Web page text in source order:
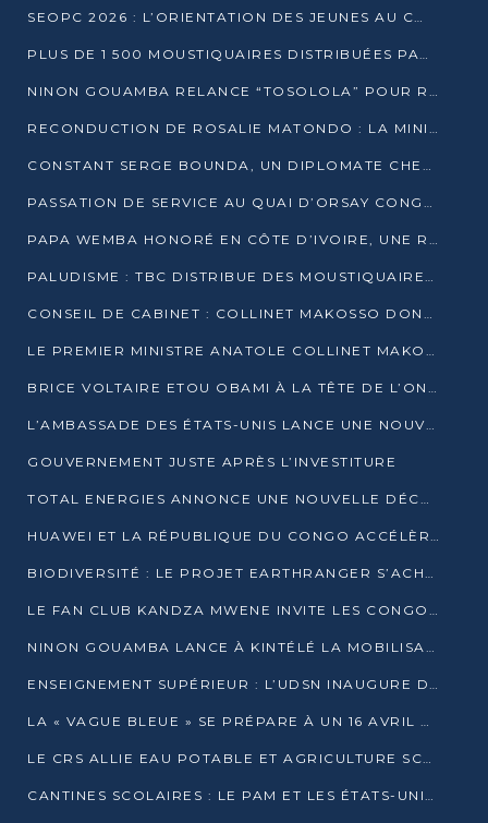
SEOPC 2026 : L’ORIENTATION DES JEUNES AU CŒUR DE LA DEUXIÈME ÉDITION
PLUS DE 1 500 MOUSTIQUAIRES DISTRIBUÉES PAR AGL ET CONGO TERMINAL DANS LA LUTTE CONTRE LE PALUDISME
NINON GOUAMBA RELANCE “TOSOLOLA” POUR RENFORCER LE DIALOGUE AVEC LES CITOYENS
RECONDUCTION DE ROSALIE MATONDO : LA MINISTRE PROMET D’ACCÉLÉRER LE TRAITEMENT DES DOSSIERS ET DE RELEVER DE NOUVEAUX DÉFIS
CONSTANT SERGE BOUNDA, UN DIPLOMATE CHEVRONNÉ AUX COMMANDES DES AFFAIRES ÉTRANGÈRES
PASSATION DE SERVICE AU QUAI D’ORSAY CONGOLAIS : GAKOSSO PASSE LE FLAMBEAU À BOUNDA
PAPA WEMBA HONORÉ EN CÔTE D’IVOIRE, UNE RUE PORTE DÉSORMAIS SON NOM
PALUDISME : TBC DISTRIBUE DES MOUSTIQUAIRES DANS DEUX CSI DE BRAZZAVILLE
CONSEIL DE CABINET : COLLINET MAKOSSO DONNE SES DERNIÈRES ORIENTATIONS
LE PREMIER MINISTRE ANATOLE COLLINET MAKOSSO DÉMISSIONNE AVEC SON GOUVERNEMENT
BRICE VOLTAIRE ETOU OBAMI À LA TÊTE DE L’ONEC-C POUR TROIS ANS
L’AMBASSADE DES ÉTATS-UNIS LANCE UNE NOUVELLE COHORTE DU PROGRAMME ACCESS MICRO-SCHOLARSHIP
GOUVERNEMENT JUSTE APRÈS L’INVESTITURE
TOTAL ENERGIES ANNONCE UNE NOUVELLE DÉCOUVERTE D’HYDROCARBURES SUR LE PERMIS MOHO AU LARGE DU CONGO
HUAWEI ET LA RÉPUBLIQUE DU CONGO ACCÉLÈRENT LEUR PARTENARIAT
BIODIVERSITÉ : LE PROJET EARTHRANGER S’ACHÈVE, MAIS LES DÉFIS DEMEURENT
LE FAN CLUB KANDZA MWENE INVITE LES CONGOLAIS À UNE FORTE AFFLUENCE AU STADE DE KINTÉLÉ
NINON GOUAMBA LANCE À KINTÉLÉ LA MOBILISATION POUR L’INVESTITURE DR DSN
ENSEIGNEMENT SUPÉRIEUR : L’UDSN INAUGURE DES LABORATOIRES POUR BOOSTER LA FORMATION PRATIQUE
LA « VAGUE BLEUE » SE PRÉPARE À UN 16 AVRIL HISTORIQUE
LE CRS ALLIE EAU POTABLE ET AGRICULTURE SCOLAIRE AU CŒUR DE LA TRANSFORMATION DES ÉCOLES RURALES
CANTINES SCOLAIRES : LE PAM ET LES ÉTATS-UNIS AU CONTACT DES ÉCOLIERS DE KINKALA